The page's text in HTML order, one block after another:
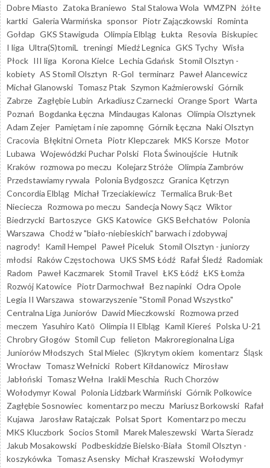
Dobre Miasto Zatoka Braniewo Stal Stalowa Wola WMZPN żółte
kartki Galeria Warmińska sponsor Piotr Zajączkowski Rominta
Gołdap GKS Stawiguda Olimpia Elbląg Łukta Resovia Biskupiec
I liga Ultra(S)tomiL treningi Miedź Legnica GKS Tychy Wisła
Płock III liga Korona Kielce Lechia Gdańsk Stomil Olsztyn -
kobiety AS Stomil Olsztyn R-Gol terminarz Paweł Alancewicz
Michał Glanowski Tomasz Ptak Szymon Kaźmierowski Górnik
Zabrze Zagłębie Lubin Arkadiusz Czarnecki Orange Sport Warta
Poznań Bogdanka Łęczna Mindaugas Kalonas Olimpia Olsztynek
Adam Zejer Pamiętam i nie zapomnę Górnik Łęczna Naki Olsztyn
Cracovia Błękitni Orneta Piotr Klepczarek MKS Korsze Motor
Lubawa Wojewódzki Puchar Polski Flota Świnoujście Hutnik
Kraków rozmowa po meczu Kolejarz Stróże Olimpia Zambrów
Przedstawiamy rywala Polonia Bydgoszcz Granica Kętrzyn
Concordia Elbląg Michał Trzeciakiewicz Termalica Bruk-Bet
Nieciecza Rozmowa po meczu Sandecja Nowy Sącz Wiktor
Biedrzycki Bartoszyce GKS Katowice GKS Bełchatów Polonia
Warszawa Chodź w "biało-niebieskich" barwach i zdobywaj
nagrody!
Kamil Hempel Paweł Piceluk Stomil Olsztyn - juniorzy
młodsi Raków Częstochowa UKS SMS Łódź Rafał Śledź Radomiak
Radom Paweł Kaczmarek Stomil Travel ŁKS Łódź ŁKS Łomża
Rozwój Katowice Piotr Darmochwał Bez napinki Odra Opole
Legia II Warszawa stowarzyszenie "Stomil Ponad Wszystko"
Centralna Liga Juniorów Dawid Mieczkowski Rozmowa przed
meczem Yasuhiro Katō Olimpia II Elbląg Kamil Kiereś Polska U-21
Chrobry Głogów Stomil Cup felieton Makroregionalna Liga
Juniorów Młodszych Stal Mielec (S)krytym okiem komentarz Śląsk
Wrocław Tomasz Wełnicki Robert Kiłdanowicz Mirosław
Jabłoński Tomasz Wełna Irakli Meschia Ruch Chorzów
Wołodymyr Kowal Polonia Lidzbark Warmiński Górnik Polkowice
Zagłębie Sosnowiec komentarz po meczu Mariusz Borkowski Rafał
Kujawa
Jarosław Ratajczak Polsat Sport Komentarz po meczu
MKS Kluczbork Socios Stomil Marek Maleszewski Warta Sieradz
Jakub Mosakowski Podbeskidzie Bielsko-Biała Stomil Olsztyn -
koszykówka Tomasz Asensky Michał Kraszewski Wołodymyr